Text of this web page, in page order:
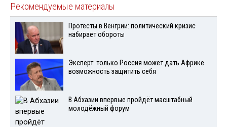
Рекомендуемые материалы
Протесты в Венгрии: политический кризис
набирает обороты
Эксперт: только Россия может дать Африке
возможность защитить себя
В Абхазии впервые пройдёт масштабный
молодёжный форум